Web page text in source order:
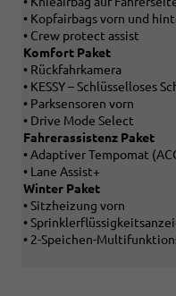
• Kopfairbags vorn und
• Crew protect assist
Komfort Paket
• Rückfahrkamera
• KESSY – Schlüsselloses
• Parksensoren vorn
• Drive Mode Select
Fahrerassistenz Paket
• Adaptiver Tempomat
• Lane Assist+
Winter Paket
• Sitzheizung vorn
•
• 2-Speichen-